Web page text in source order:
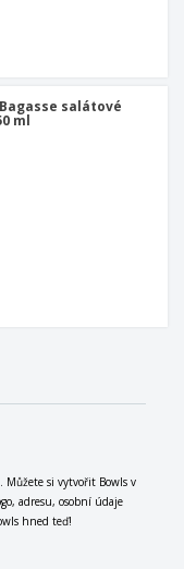
salátové
ml
Můžete si vytvořit Bowls v
adresu, osobní údaje
hned teď!